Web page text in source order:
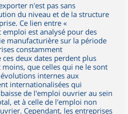
n'est pas sans
du niveau et de la structure
Ce lien entre «
est analysé pour des
manufacturière sur la période
constamment
deux dates perdent plus
que celles qui ne le sont
internes aux
internationalisées qui
de l'emploi ouvrier au sein
et à celle de l'emploi non
Cependant, les entreprises